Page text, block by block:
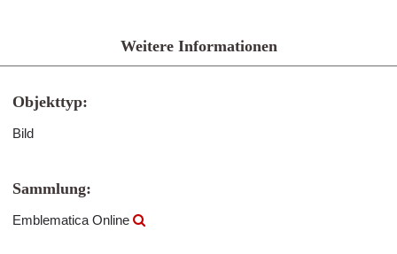
Weitere Informationen
Objekttyp:
Bild
Sammlung:
Emblematica Online